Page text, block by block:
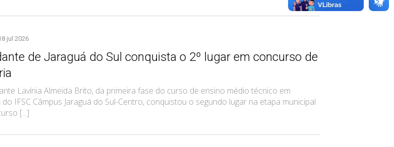
jul 2026
de Jaraguá do Sul conquista o 2º lugar em concurso de
Lavínia Almeida Brito, da primeira fase do curso de ensino médio técnico em
do IFSC Câmpus Jaraguá do Sul-Centro, conquistou o segundo lugar na etapa municipal
[...]